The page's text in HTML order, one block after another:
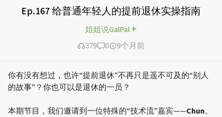
Ep.167 给普通年轻人的提前退休实操指南
姐姐说GalPal+
379 0 9个月前
你有没有想过，也许“提前退休”不再只是遥不可及的“别人
的故事”？你也可以是退休的一员？
本期节目，我们邀请到一位特殊的“技术流”嘉宾——Chun。